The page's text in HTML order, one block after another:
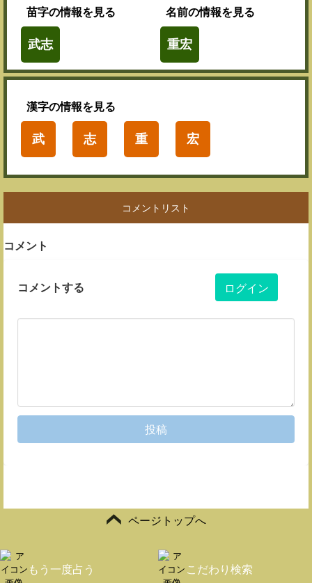
苗字の情報を見る
武志
名前の情報を見る
重宏
漢字の情報を見る
武 志 重 宏
コメントリスト
コメント
コメントする ログイン
投稿
ページトップへ
もう一度占う こだわり検索